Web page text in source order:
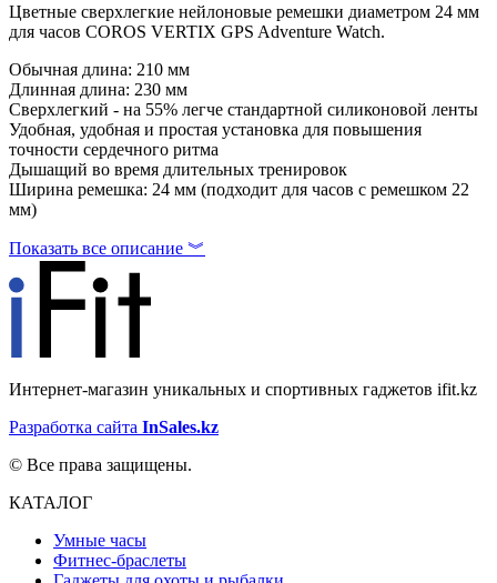
Цветные сверхлегкие нейлоновые ремешки диаметром 24 мм
для часов COROS VERTIX GPS Adventure Watch.
Обычная длина: 210 мм
Длинная длина: 230 мм
Сверхлегкий - на 55% легче стандартной силиконовой ленты
Удобная, удобная и простая установка для повышения
точности сердечного ритма
Дышащий во время длительных тренировок
Ширина ремешка: 24 мм (подходит для часов с ремешком 22
мм)
Показать все описание ︾
Интернет-магазин уникальных и спортивных гаджетов ifit.kz
Разработка сайта InSales.kz
© Все права защищены.
КАТАЛОГ
Умные часы
Фитнес-браслеты